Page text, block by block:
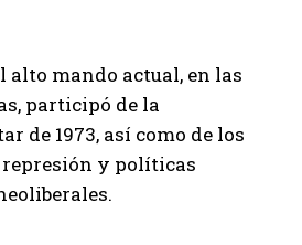
alto mando actual, en las
participó de la
de 1973, así como de los
represión y políticas